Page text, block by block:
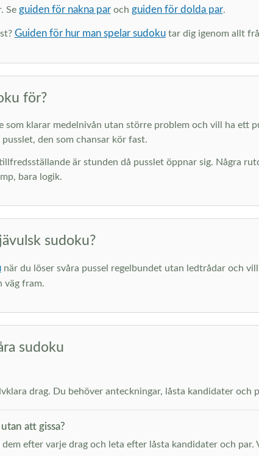
Se guiden för nakna paroch guiden för dolda par.
Guiden för hur man spelar sudokutar dig igenom allt
för?
som klarar medelnivån utan större problem och vill ha ett
den som chansar kör fast.
är stunden då pusslet öppnar sig. Några
bara logik.
sudoku?
när du löser svåra pussel regelbundet utan ledtrådar och
väg fram.
sudoku
drag. Du behöver anteckningar, låsta kandidater och
att gissa?
efter varje drag och leta efter låsta kandidater och par.